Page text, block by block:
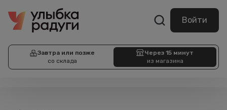
Войти
Завтра или позже
со склада
Через 15 минут
из магазина